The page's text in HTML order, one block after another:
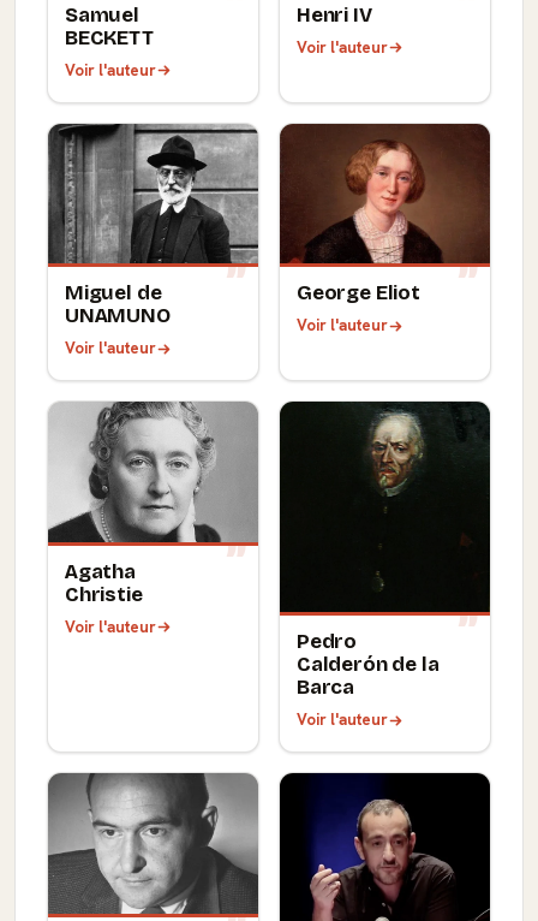
Samuel
BECKETT
Voir l'auteur
Henri IV
Voir l'auteur
Miguel de
UNAMUNO
Voir l'auteur
George Eliot
Voir l'auteur
Agatha
Christie
Voir l'auteur
Pedro
Calderón de la
Barca
Voir l'auteur